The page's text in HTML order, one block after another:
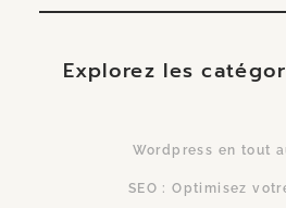
Explorez les
Wordpress en tout
SEO : Optimisez